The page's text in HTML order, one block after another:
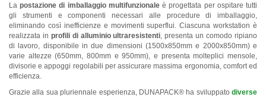
Lapostazione di imballaggio multifunzionaleè progettata per ospitare tutti
gli strumenti e componenti necessari alle procedure di imballaggio,
eliminando così inefficienze e movimenti superflui. Ciascuna workstation è
realizzata in profili di alluminio ultraresistenti , presenta un comodo ripiano
di lavoro, disponibile in due dimensioni (1500x850mm e 2000x850mm) e
varie altezze (650mm, 800mm e 950mm), e presenta molteplici mensole,
divisorie e appoggi regolabili per assicurare massima ergonomia, comfort ed
efficienza.
Grazie alla sua pluriennale esperienza, DUNAPACK® ha sviluppato diverse